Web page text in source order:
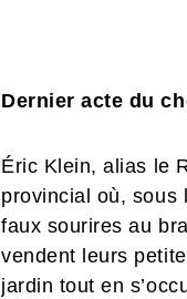
Dernier acte du
Éric Klein, alias le
provincial où, sous
faux sourires au
vendent leurs
jardin tout en